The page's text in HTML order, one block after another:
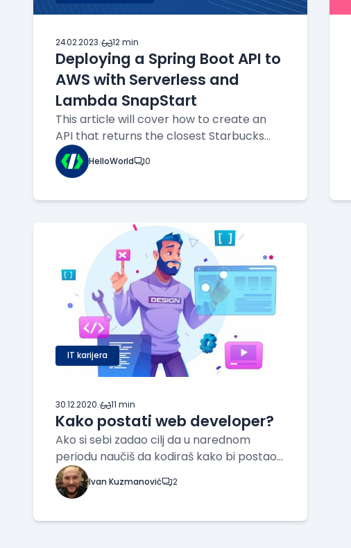
24.02.2023.· 12 min
Deploying a Spring Boot API to
AWS with Serverless and
Lambda SnapStart
This article will cover how to create an
API that returns the closest Starbucks
locations near the given point and radius.
The API will be backed by MongoDB to
Boot app wrapped into a Mono-Lambda
on top, deployed
HelloWorld 0
IT karijera
30.12.2020.· 11 min
Kako postati web developer?
Ako si sebi zadao cilj da u narednom
periodu naučiš da kodiraš kako bi postao
developer i priključio se uzbudljivom svetu
izrade softvera i web aplikacija, znači da ti
monitora, stvaraš i oblikuješ kodove, dok ti
Ivan Kuzmanović 2